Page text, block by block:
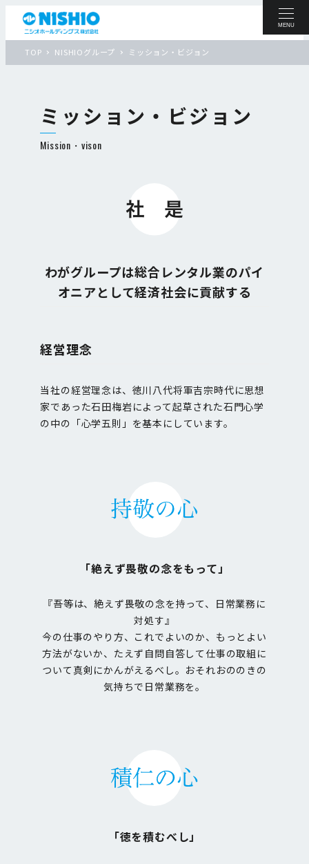
MENU
TOP NISHIOグループ ミッション・ビジョン
ミッション・ビジョン
Mission・vison
わがグループは総合レンタル業のパイ
オニアとして経済社会に貢献する
経営理念
当社の経営理念は、徳川八代将軍吉宗時代に思想
家であった石田梅岩によって起草された石門心学
の中の「心学五則」を基本にしています。
「絶えず畏敬の念をもって」
『吾等は、絶えず畏敬の念を持って、日常業務に
対処す』
今の仕事のやり方、これでよいのか、もっとよい
方法がないか、たえず自問自答して仕事の取組に
ついて真剣にかんがえるべし。おそれおののきの
気持ちで日常業務を。
「徳を積むべし」